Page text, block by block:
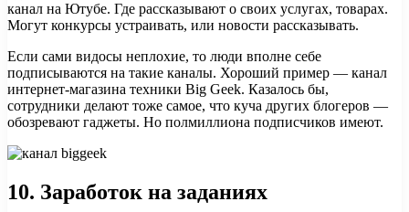
канал на Ютубе. Где рассказывают о своих услугах, товарах.
Могут конкурсы устраивать, или новости рассказывать.
Если сами видосы неплохие, то люди вполне себе
подписываются на такие каналы. Хороший пример — канал
интернет-магазина техники Big Geek. Казалось бы,
сотрудники делают тоже самое, что куча других блогеров —
обозревают гаджеты. Но полмиллиона подписчиков имеют.
10. Заработок на заданиях